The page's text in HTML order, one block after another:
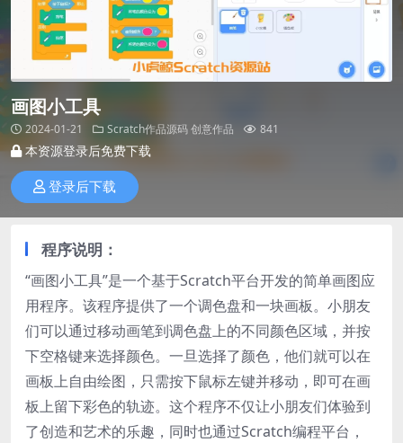
画图小工具
2024-01-21 Scratch作品源码创意作品 841
本资源登录后免费下载
登录后下载
程序说明 ：
“画图小工具”是一个基于Scratch平台开发的简单画图应
用程序。该程序提供了一个调色盘和一块画板。小朋友
们可以通过移动画笔到调色盘上的不同颜色区域，并按
下空格键来选择颜色。一旦选择了颜色，他们就可以在
画板上自由绘图，只需按下鼠标左键并移动，即可在画
板上留下彩色的轨迹。这个程序不仅让小朋友们体验到
了创造和艺术的乐趣，同时也通过Scratch编程平台，